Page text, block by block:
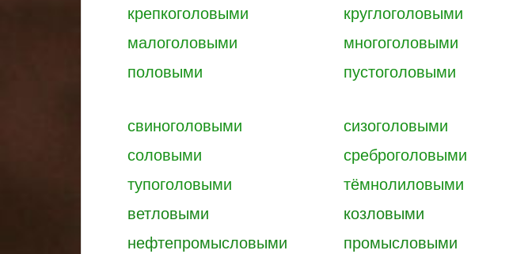
крепкоголовыми
круглоголовыми
малоголовыми
многоголовыми
половыми
пустоголовыми
свиноголовыми сизоголовыми
соловыми
среброголовыми
тупоголовыми
тёмнолиловыми
ветловыми
козловыми
нефтепромысловыми
промысловыми